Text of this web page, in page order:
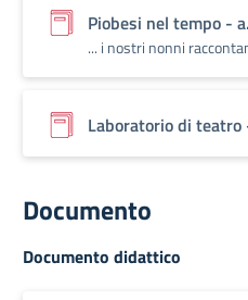
Piobesi nel tempo -
... i nostri nonni
Laboratorio di
Documento
Documento didattico